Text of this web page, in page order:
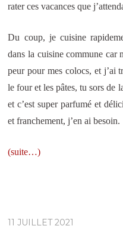
rater ces vacances que
Du coup, je cuisine
dans la cuisine commune car
peur pour mes colocs, et j’ai
le four et les pâtes, tu sors de
et c’est super parfumé et
et franchement, j’en ai besoin.
(suite…)
11 JUILLET 2021